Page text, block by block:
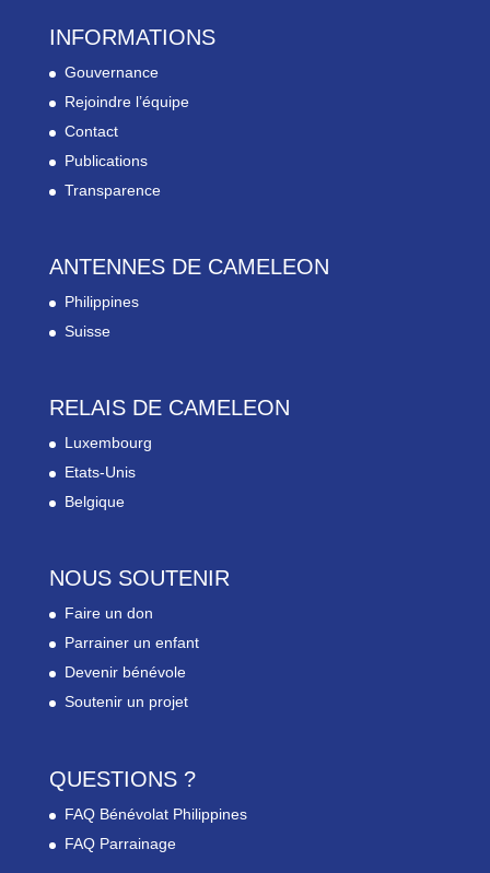
INFORMATIONS
Gouvernance
Rejoindre l’équipe
Contact
Publications
Transparence
ANTENNES DE CAMELEON
Philippines
Suisse
RELAIS DE CAMELEON
Luxembourg
Etats-Unis
Belgique
NOUS SOUTENIR
Faire un don
Parrainer un enfant
Devenir bénévole
Soutenir un projet
QUESTIONS ?
FAQ Bénévolat Philippines
FAQ Parrainage